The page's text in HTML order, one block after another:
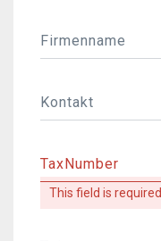
Firmenname
Kontakt
TaxNumber
This field is required.